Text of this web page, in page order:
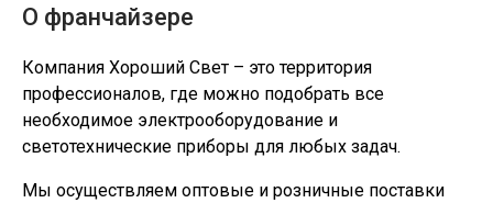
О франчайзере
Компания Хороший Свет – это территория
профессионалов, где можно подобрать все
необходимое электрооборудование и
светотехнические приборы для любых задач.
Мы осуществляем оптовые и розничные поставки